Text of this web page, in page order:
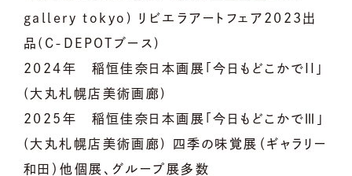
gallery tokyo) リビエラアートフェア2023出
品(C-DEPOTブース)
2024年 稲恒佳奈日本画展「今日もどこかでII」
(大丸札幌店美術画廊)
2025年 稲恒佳奈日本画展「今日もどこかでⅢ」
(大丸札幌店美術画廊) 四季の味覚展（ギャラリー
和田）他個展、グループ展多数